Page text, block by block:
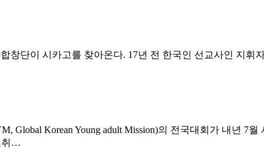
창단이 시카고를 찾아온다. 17년 전 한국인 선교사인 지
Global Korean Young adult Mission)의 전국대회가 내년 7
취…